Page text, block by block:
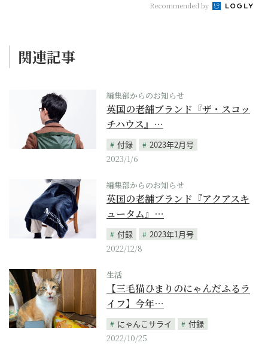
Recommended by
関連記事
編集部からのお知らせ
英国の老舗ブランド『ザ・スコッ
チハウス』…
付録
2023年2月号
2023/1/6
編集部からのお知らせ
英国の老舗ブランド『アクアスキ
ュータム』…
付録
2023年1月号
2022/12/8
生活
【三毛猫ひまりのにゃんだふるラ
イフ】今年…
にゃんこサライ
付録
2022/10/25